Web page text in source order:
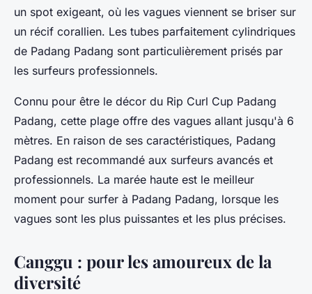
un spot exigeant, où les vagues viennent se briser sur
un récif corallien. Les tubes parfaitement cylindriques
de Padang Padang sont particulièrement prisés par
les surfeurs professionnels.
Connu pour être le décor du Rip Curl Cup Padang
Padang, cette plage offre des vagues allant jusqu'à 6
mètres. En raison de ses caractéristiques, Padang
Padang est recommandé aux surfeurs avancés et
professionnels. La marée haute est le meilleur
moment pour surfer à Padang Padang, lorsque les
vagues sont les plus puissantes et les plus précises.
Canggu : pour les amoureux de la
diversité